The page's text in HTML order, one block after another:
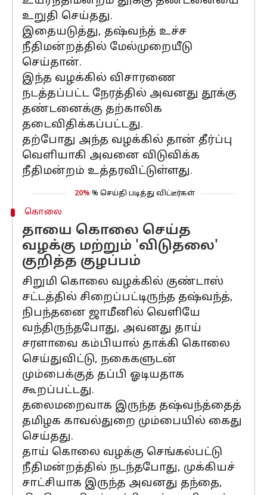
உறுதி செய்தது.
இதையடுத்து, தஷ்வந்த் உச்ச
நீதிமன்றத்தில் மேல்முறையீடு
செய்தான்.
இந்த வழக்கில் விசாரணை
நடத்தப்பட்ட நேரத்தில் அவனது தூக்கு
தண்டனைக்கு தற்காலிக
தடைவிதிக்கப்பட்டது.
தற்போது அந்த வழக்கில் தான் தீர்ப்பு
வெளியாகி அவனை விடுவிக்க
நீதிமன்றம் உத்தரவிட்டுள்ளது.
20% % செய்தி படித்து விட்டீர்கள்
கொலை
தாயை கொலை செய்த
வழக்கு மற்றும் 'விடுதலை'
குறித்த குழப்பம்
சிறுமி கொலை வழக்கில் குண்டாஸ்
சட்டத்தில் சிறைப்பட்டிருந்த தஷ்வந்த்,
நிபந்தனை ஜாமீனில் வெளியே
வந்திருந்தபோது, அவனது தாய்
சரளாவை கம்பியால் தாக்கி கொலை
செய்துவிட்டு, நகைகளுடன்
மும்பைக்குத் தப்பி ஓடியதாக
கூறப்பட்டது.
தலைமறைவாக இருந்த தஷ்வந்த்தைத்
தமிழக காவல்துறை மும்பையில் கைது
செய்தது.
தாய் கொலை வழக்கு செங்கல்பட்டு
நீதிமன்றத்தில் நடந்தபோது, முக்கியச்
சாட்சியாக இருந்த அவனது தந்தை,